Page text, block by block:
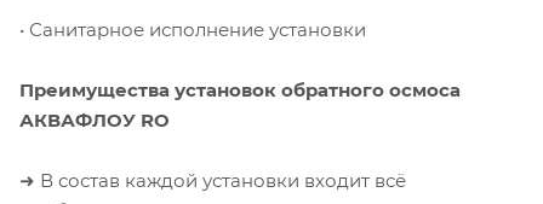
• Санитарное исполнение установки
Преимущества установок обратного осмоса
АКВАФЛОУ RO
➜ В состав каждой установки входит всё